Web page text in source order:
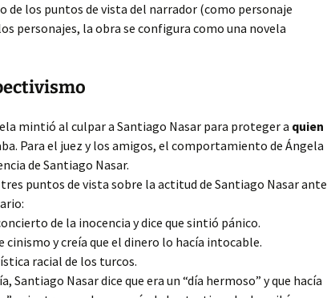
de los puntos de vista del narrador (como personaje
personajes, la obra se configura como una novela
mintió al culpar a Santiago Nasar para proteger a quien
Para el juez y los amigos, el comportamiento de Ángela
de Santiago Nasar.
puntos de vista sobre la actitud de Santiago Nasar ante
de la inocencia y dice que sintió pánico.
cinismo y creía que el dinero lo hacía intocable.
racial de los turcos.
Santiago Nasar dice que era un “día hermoso” y que hacía